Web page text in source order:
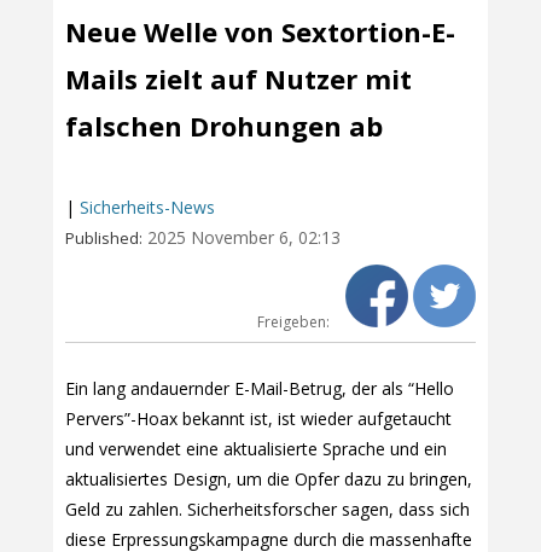
Neue Welle von Sextortion-E-
Mails zielt auf Nutzer mit
falschen Drohungen ab
| Sicherheits-News
Published: 2025 November 6, 02:13
Freigeben:
Ein lang andauernder E-Mail-Betrug, der als “Hello
Pervers”-Hoax bekannt ist, ist wieder aufgetaucht
und verwendet eine aktualisierte Sprache und ein
aktualisiertes Design, um die Opfer dazu zu bringen,
Geld zu zahlen. Sicherheitsforscher sagen, dass sich
diese Erpressungskampagne durch die massenhafte